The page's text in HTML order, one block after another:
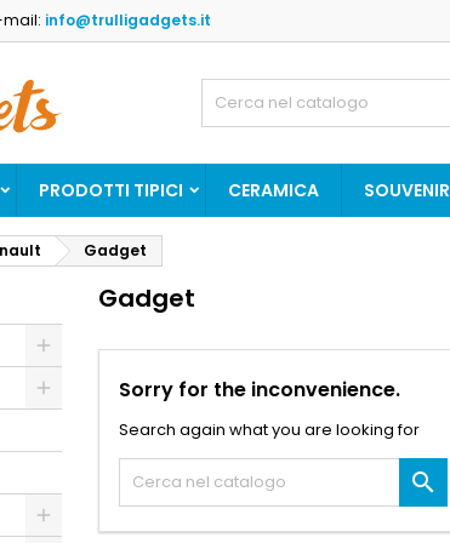
mail: info@trulligadgets.it
PRODOTTI TIPICI CERAMICA SOUVENIR
Gadget
Gadget
Sorry for the inconvenience.
Search again what you are looking for
